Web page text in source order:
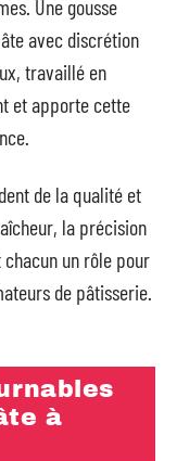
Une gousse
avec discrétion
travaillé en
et apporte cette
de la qualité et
la précision
un rôle pour
de pâtisserie.
à